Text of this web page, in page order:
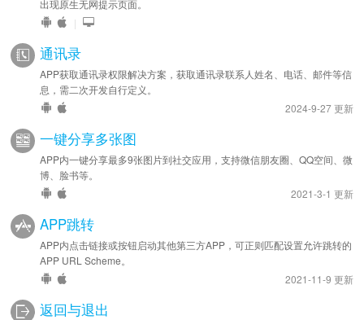
出现原生无网提示页面。
|
通讯录
APP获取通讯录权限解决方案，获取通讯录联系人姓名、电话、邮件等信
息，需二次开发自行定义。
2024-9-27 更新
一键分享多张图
APP内一键分享最多9张图片到社交应用，支持微信朋友圈、QQ空间、微
博、脸书等。
2021-3-1 更新
APP跳转
APP内点击链接或按钮启动其他第三方APP，可正则匹配设置允许跳转的
APP URL Scheme。
2021-11-9 更新
返回与退出